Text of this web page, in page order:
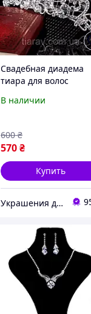
Свадебная диадема
тиара для волос
для волос свадебная
тиары
В наличии
570₴
600 ₴
Купить
Украшения для волос - Интернет магазин Tiarav.com.ua